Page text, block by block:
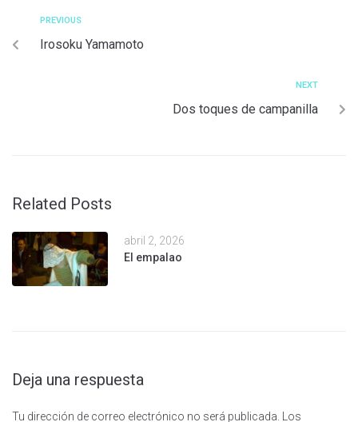
PREVIOUS
Irosoku Yamamoto
NEXT
Dos toques de campanilla
Related Posts
abril 2, 2026
El empalao
Deja una respuesta
Tu dirección de correo electrónico no será publicada. Los